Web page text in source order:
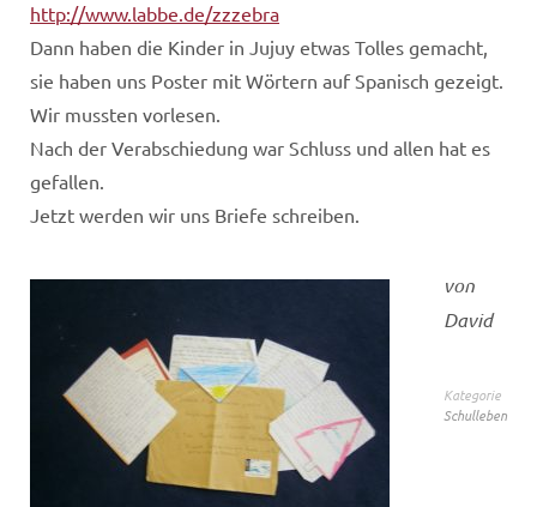
http://www.labbe.de/zzzebra
Dann haben die Kinder in Jujuy etwas Tolles gemacht,
sie haben uns Poster mit Wörtern auf Spanisch gezeigt.
Wir mussten vorlesen.
Nach der Verabschiedung war Schluss und allen hat es
gefallen.
Jetzt werden wir uns Briefe schreiben.
von
David
Kategorie
Schulleben